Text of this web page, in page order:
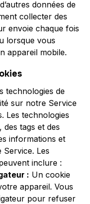
données de
collecter des
envoie chaque fois
lorsque vous
appareil mobile.
technologies de
sur notre Service
Les technologies
des tags et des
informations et
Les
inclure :
: Un cookie
appareil. Vous
pour refuser